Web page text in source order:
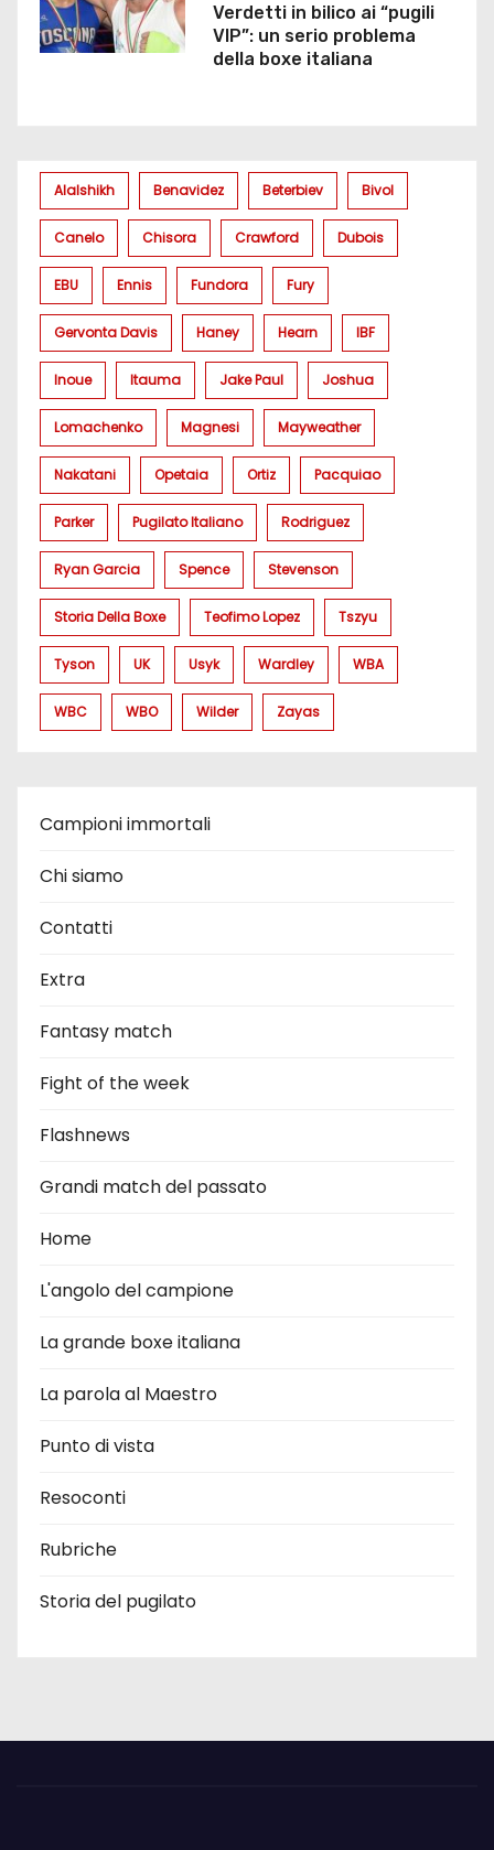
Verdetti in bilico ai “pugili
VIP”: un serio problema
della boxe italiana
Alalshikh Benavidez Beterbiev Bivol
Canelo Chisora Crawford Dubois
EBU Ennis Fundora Fury
Gervonta Davis Haney Hearn IBF
Inoue Itauma Jake Paul Joshua
Lomachenko Magnesi Mayweather
Nakatani Opetaia Ortiz Pacquiao
Parker Pugilato Italiano Rodriguez
Ryan Garcia Spence Stevenson
Storia Della Boxe Teofimo Lopez Tszyu
Tyson UK Usyk Wardley WBA
WBC WBO Wilder Zayas
Campioni immortali
Chi siamo
Contatti
Extra
Fantasy match
Fight of the week
Flashnews
Grandi match del passato
Home
L'angolo del campione
La grande boxe italiana
La parola al Maestro
Punto di vista
Resoconti
Rubriche
Storia del pugilato